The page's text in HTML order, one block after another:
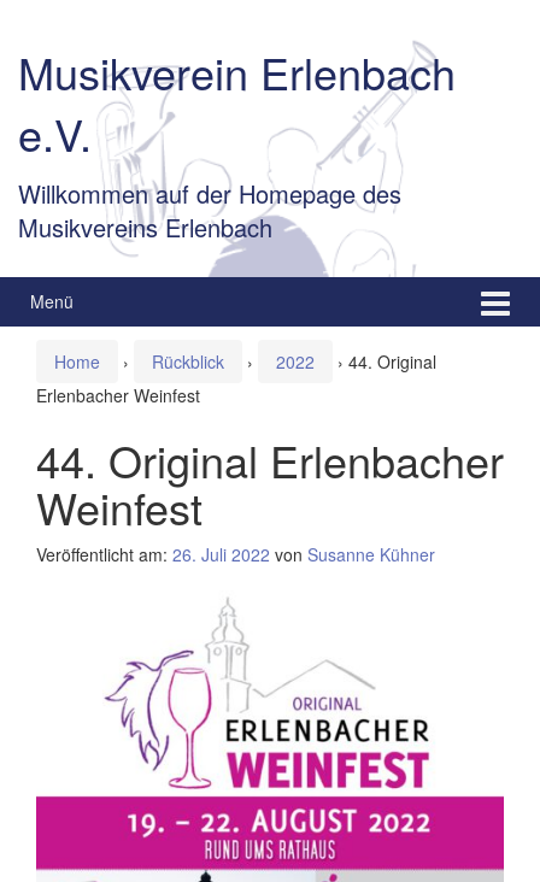
Inhalt
springen
Musikverein Erlenbach
e.V.
Willkommen auf der Homepage des
Musikvereins Erlenbach
Menü
Home › Rückblick › 2022 › 44. Original
Erlenbacher Weinfest
44. Original Erlenbacher
Weinfest
Veröffentlicht am: 26. Juli 2022 von Susanne Kühner